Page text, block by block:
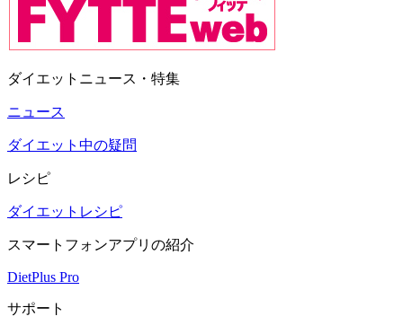
ダイエットニュース・特集
ニュース
ダイエット中の疑問
レシピ
ダイエットレシピ
スマートフォンアプリの紹介
DietPlus Pro
サポート